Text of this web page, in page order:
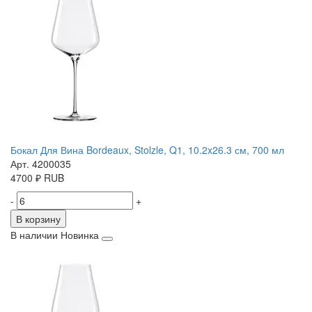
Бокал Для Вина Bordeaux, Stolzle, Q1, 10.2x26.3 см, 700 мл
Арт. 4200035
4700 ₽ RUB
-
+
В корзину
В наличии Новинка